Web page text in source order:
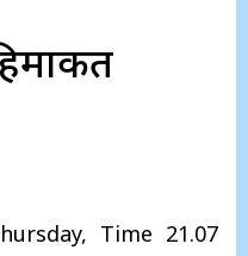
Time 21.07